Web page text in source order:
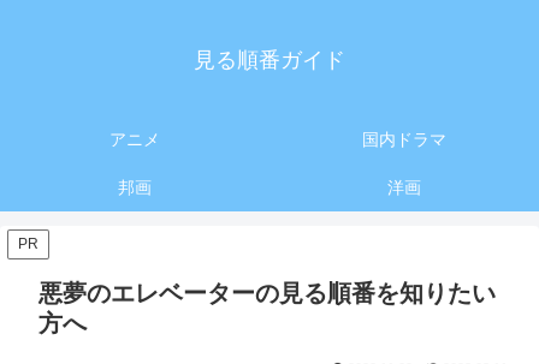
見る順番ガイド
アニメ 国内ドラマ
邦画 洋画
PR
悪夢のエレベーターの見る順番を知りたい
方へ